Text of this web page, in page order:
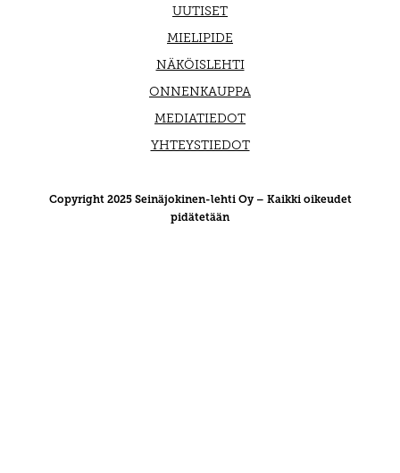
UUTISET
MIELIPIDE
NÄKÖISLEHTI
ONNENKAUPPA
MEDIATIEDOT
YHTEYSTIEDOT
Copyright 2025 Seinäjokinen-lehti Oy – Kaikki oikeudet
pidätetään